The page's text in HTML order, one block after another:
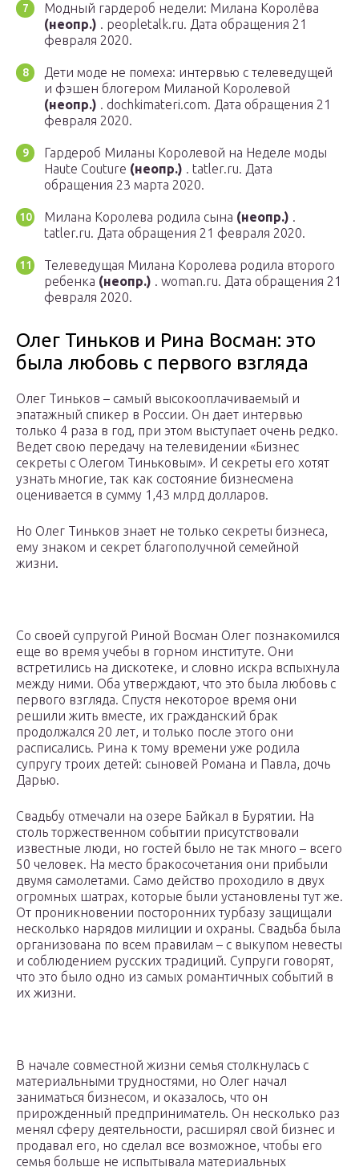
Модный гардероб недели: Милана Королёва
(неопр.) . peopletalk.ru. Дата обращения 21
февраля 2020.
Дети моде не помеха: интервью с телеведущей
и фэшен блогером Миланой Королевой
(неопр.) . dochkimateri.com. Дата обращения 21
февраля 2020.
Гардероб Миланы Королевой на Неделе моды
Haute Couture (неопр.) . tatler.ru. Дата
обращения 23 марта 2020.
Милана Королева родила сына (неопр.) .
tatler.ru. Дата обращения 21 февраля 2020.
Телеведущая Милана Королева родила второго
ребенка (неопр.) . woman.ru. Дата обращения 21
февраля 2020.
Олег Тиньков и Рина Восман: это
была любовь с первого взгляда
Олег Тиньков – самый высокооплачиваемый и
эпатажный спикер в России. Он дает интервью
только 4 раза в год, при этом выступает очень редко.
Ведет свою передачу на телевидении «Бизнес
секреты с Олегом Тиньковым». И секреты его хотят
узнать многие, так как состояние бизнесмена
оценивается в сумму 1,43 млрд долларов.
Но Олег Тиньков знает не только секреты бизнеса,
ему знаком и секрет благополучной семейной
жизни.
Со своей супругой Риной Восман Олег познакомился
еще во время учебы в горном институте. Они
встретились на дискотеке, и словно искра вспыхнула
между ними. Оба утверждают, что это была любовь с
первого взгляда. Спустя некоторое время они
решили жить вместе, их гражданский брак
продолжался 20 лет, и только после этого они
расписались. Рина к тому времени уже родила
супругу троих детей: сыновей Романа и Павла, дочь
Дарью.
Свадьбу отмечали на озере Байкал в Бурятии. На
столь торжественном событии присутствовали
известные люди, но гостей было не так много – всего
50 человек. На место бракосочетания они прибыли
двумя самолетами. Само действо проходило в двух
огромных шатрах, которые были установлены тут же.
От проникновении посторонних турбазу защищали
несколько нарядов милиции и охраны. Свадьба была
организована по всем правилам – с выкупом невесты
и соблюдением русских традиций. Супруги говорят,
что это было одно из самых романтичных событий в
их жизни.
В начале совместной жизни семья столкнулась с
материальными трудностями, но Олег начал
заниматься бизнесом, и оказалось, что он
прирожденный предприниматель. Он несколько раз
менял сферу деятельности, расширял свой бизнес и
продавал его, но сделал все возможное, чтобы его
семья больше не испытывала материальных